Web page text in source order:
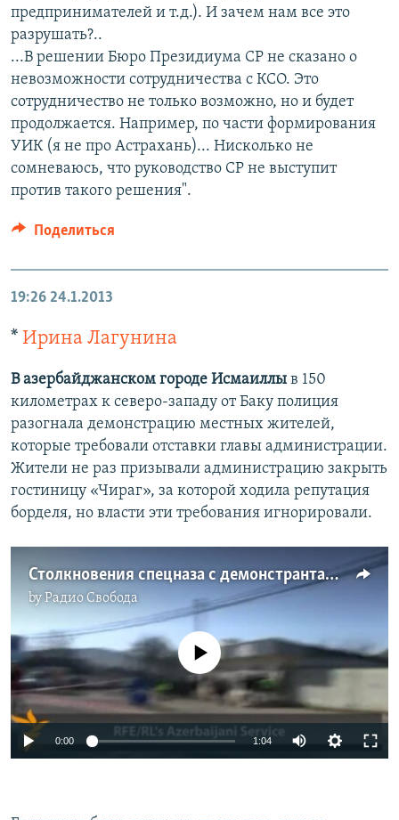
предпринимателей и т.д.). И зачем нам все это
разрушать?..
...В решении Бюро Президиума СР не сказано о
невозможности сотрудничества с КСО. Это
сотрудничество не только возможно, но и будет
продолжается. Например, по части формирования
УИК (я не про Астрахань)... Нисколько не
сомневаюсь, что руководство СР не выступит
против такого решения".
Поделиться
19:26 24.1.2013
* Ирина Лагунина
В азербайджанском городе Исмаиллы в 150
километрах к северо-западу от Баку полиция
разогнала демонстрацию местных жителей,
которые требовали отставки главы администрации.
Жители не раз призывали администрацию закрыть
гостиницу «Чираг», за которой ходила репутация
борделя, но власти эти требования игнорировали.
Столкновения спецназа с демонстрантами в Азербайджане
byРадио Свобода
No media source currently available
0:00 1:04